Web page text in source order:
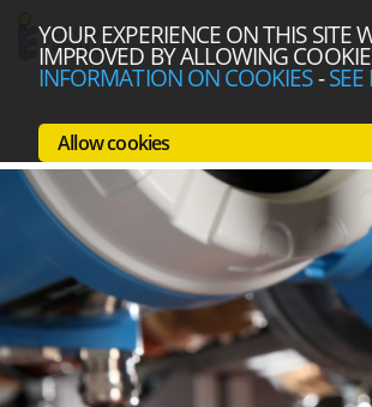
YOUR EXPERIENCE ON THIS SITE
IMPROVED BY ALLOWING
INFORMATION ON COOKIES-
Allow cookies